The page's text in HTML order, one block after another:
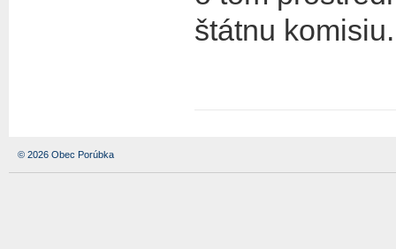
štátnu komisiu.
© 2026 Obec Porúbka